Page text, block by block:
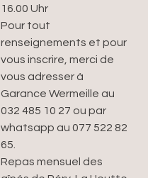
16.00 Uhr
Pour tout
renseignements et pour
vous inscrire, merci de
vous adresser à
Garance Wermeille au
032 485 10 27 ou par
whatsapp au 077 522 82
65.
Repas mensuel des